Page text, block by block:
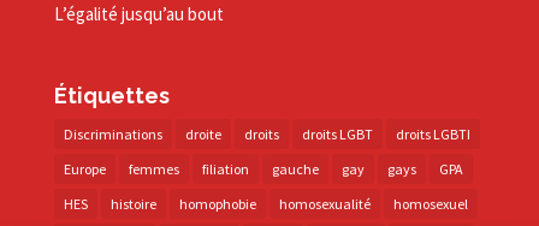
L’égalité jusqu’au bout
Étiquettes
Discriminations droite droits droits LGBT
droits LGBTI
Europe
femmes filiation gauche gay gays
GPA
HES
histoire homophobie homosexualité homosexuel